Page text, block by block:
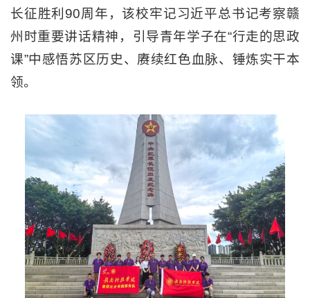
长征胜利90周年，该校牢记习近平总书记考察赣
州时重要讲话精神，引导青年学子在“行走的思政
课”中感悟苏区历史、赓续红色血脉、锤炼实干本
领。